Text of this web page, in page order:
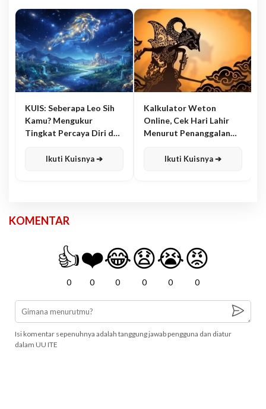
KUIS: Seberapa Leo Sih
Kamu? Mengukur
Tingkat Percaya Diri dan
Ikuti Kuisnya ➔
Kalkulator Weton
Online, Cek Hari Lahir
Menurut Penanggalan
Ikuti Kuisnya ➔
KOMENTAR
👍
0
❤️
0
😂
0
😧
0
😭
0
😡
0
Isi komentar sepenuhnya adalah tanggung jawab pengguna dan diatur
dalam UU ITE